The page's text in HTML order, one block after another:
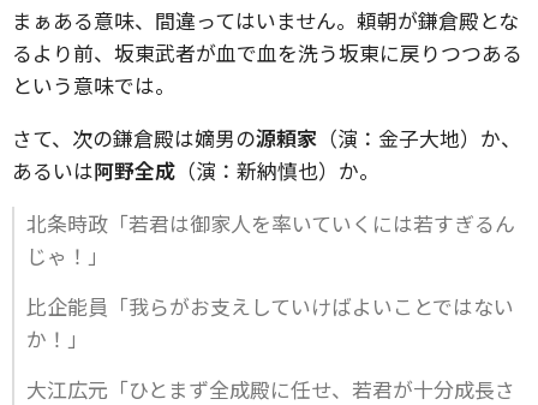
まぁある意味、間違ってはいません。頼朝が鎌倉殿とな
るより前、坂東武者が血で血を洗う坂東に戻りつつある
という意味では。
さて、次の鎌倉殿は嫡男の源頼家 （演：金子大地）か、
あるいは阿野全成 （演：新納慎也）か。
北条時政「若君は御家人を率いていくには若すぎるん
じゃ！」
比企能員「我らがお支えしていけばよいことではない
か！」
大江広元「ひとまず全成殿に任せ、若君が十分成長さ